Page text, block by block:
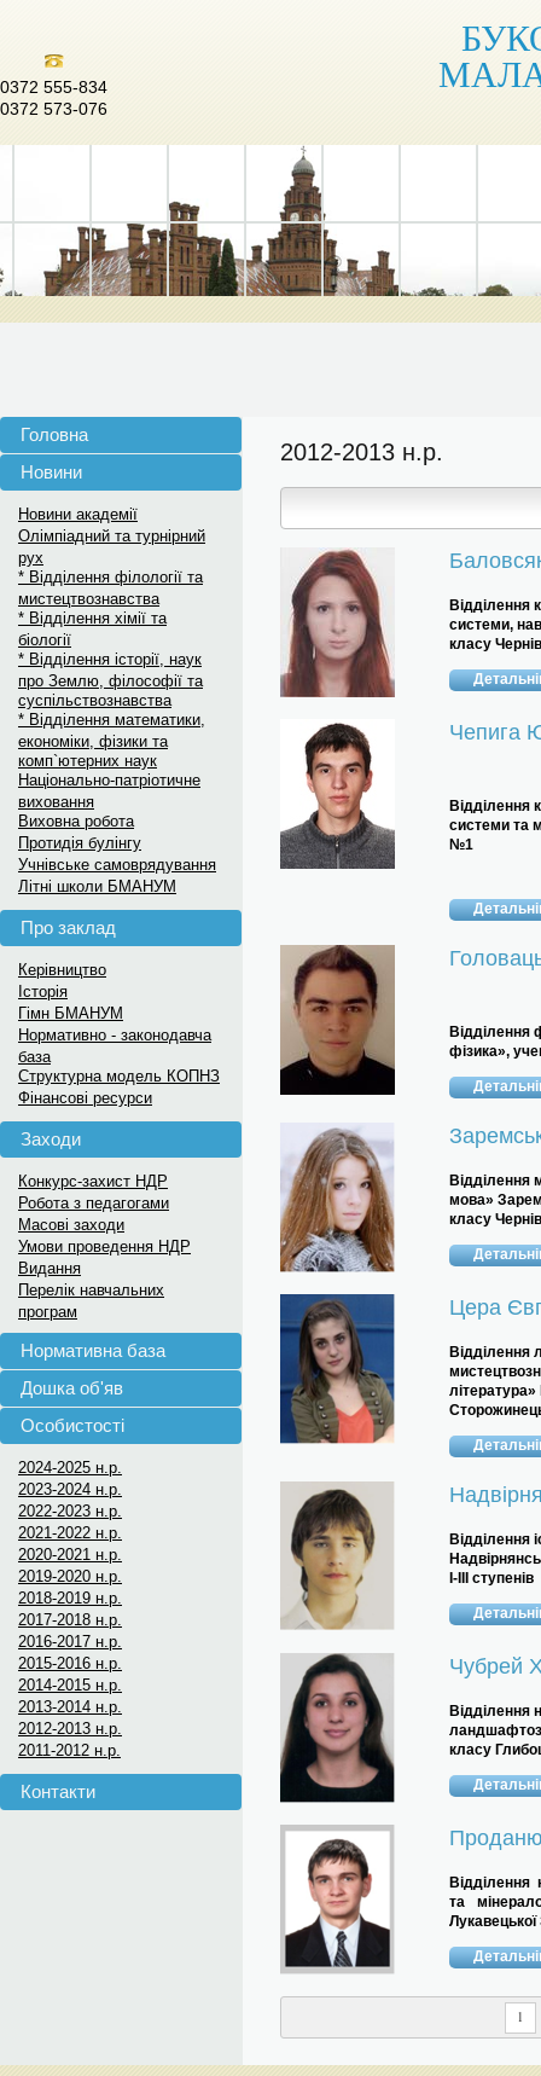
0372 555-834
0372 573-076
Головна
Новини
Новини академії
Олімпіадний та турнірний
рух
* Відділення філології та
мистецтвознавства
* Відділення хімії та
біології
* Відділення історії, наук
про Землю, філософії та
суспільствознавства
* Відділення математики,
економіки, фізики та
комп`ютерних наук
Національно-патріотичне
виховання
Виховна робота
Протидія булінгу
Учнівське самоврядування
Літні школи БМАНУМ
Про заклад
Керівництво
Історія
Гімн БМАНУМ
Нормативно - законодавча
база
Структурна модель КОПНЗ
Фінансові ресурси
Заходи
Конкурс-захист НДР
Робота з педагогами
Масові заходи
Умови проведення НДР
Видання
Перелік навчальних
програм
Нормативна база
Дошка об'яв
Особистості
2024-2025 н.р.
2023-2024 н.р.
2022-2023 н.р.
2021-2022 н.р.
2020-2021 н.р.
2019-2020 н.р.
2018-2019 н.р.
2017-2018 н.р.
2016-2017 н.р.
2015-2016 н.р.
2014-2015 н.р.
2013-2014 н.р.
2012-2013 н.р.
2011-2012 н.р.
Контакти
2012-2013 н.р.
Відділення
системи,
класу
Чепига
Відділення
системи та
№1
Відділення
фізика»,
Відділення
мова»
класу
Цера
Відділення
література»
Відділення
І-ІІІ ступенів
Чубрей
Відділення
класу
Відділення
та
Лукавецької
1